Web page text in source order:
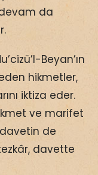
da
Beyan’ın
hikmetler,
iktiza eder.
ve marifet
de
davette